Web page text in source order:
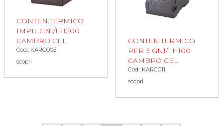
CONTEN.TERMICO
IMPIL.GN1/1 H200
CAMBRO CEL
Cod.: KARC005
scopri
CONTEN.TERMICO
PER 3 GN1/1 H100
CAMBRO CEL
Cod.: KARC011
scopri